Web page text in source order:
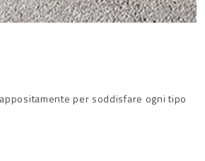
per soddisfare ogni tipo